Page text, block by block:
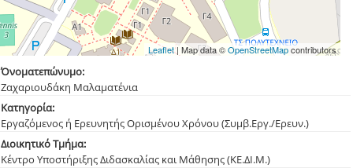
Leaflet| Map data ©OpenStreetMapcontributors
Όνοματεπώνυμο:
Ζαχαριουδάκη Μαλαματένια
Κατηγορία:
Εργαζόμενος ή Ερευνητής Ορισμένου Χρόνου (Συμβ.Εργ./Ερευν.)
Διοικητικό Τμήμα:
Κέντρο Υποστήριξης Διδασκαλίας και Μάθησης (ΚΕ.ΔΙ.Μ.)